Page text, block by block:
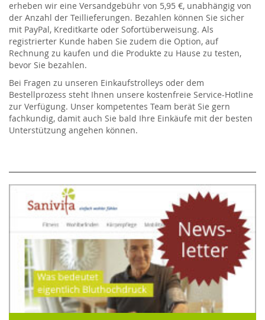
erheben wir eine Versandgebühr von 5,95 €, unabhängig von
der Anzahl der Teillieferungen. Bezahlen können Sie sicher
mit PayPal, Kreditkarte oder Sofortüberweisung. Als
registrierter Kunde haben Sie zudem die Option, auf
Rechnung zu kaufen und die Produkte zu Hause zu testen,
bevor Sie bezahlen.
Bei Fragen zu unseren Einkaufstrolleys oder dem
Bestellprozess steht Ihnen unsere kostenfreie Service-Hotline
zur Verfügung. Unser kompetentes Team berät Sie gern
fachkundig, damit auch Sie bald Ihre Einkäufe mit der besten
Unterstützung angehen können.